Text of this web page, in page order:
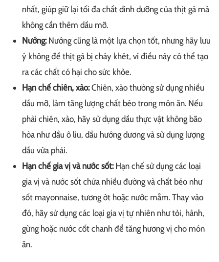
nhất, giúp giữ lại tối đa chất dinh dưỡng của thịt gà mà
không cần thêm dầu mỡ.
Nướng:Nướng cũng là một lựa chọn tốt, nhưng hãy lưu
ý không để thịt gà bị cháy khét, vì điều này có thể tạo
ra các chất có hại cho sức khỏe.
Hạn chế chiên, xào:Chiên, xào thường sử dụng nhiều
dầu mỡ, làm tăng lượng chất béo trong món ăn. Nếu
phải chiên, xào, hãy sử dụng dầu thực vật không bão
hòa như dầu ô liu, dầu hướng dương và sử dụng lượng
dầu vừa phải.
Hạn chế gia vị và nước sốt:Hạn chế sử dụng các loại
gia vị và nước sốt chứa nhiều đường và chất béo như
sốt mayonnaise, tương ớt hoặc nước mắm. Thay vào
đó, hãy sử dụng các loại gia vị tự nhiên như tỏi, hành,
gừng hoặc nước cốt chanh để tăng hương vị cho món
ăn.